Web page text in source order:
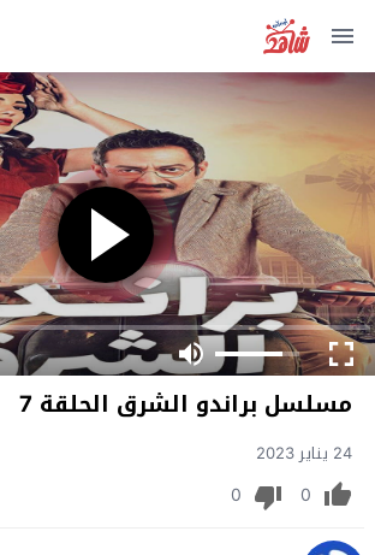
مسلسل براندو الشرق الحلقة 7
24 يناير 2023
0
0